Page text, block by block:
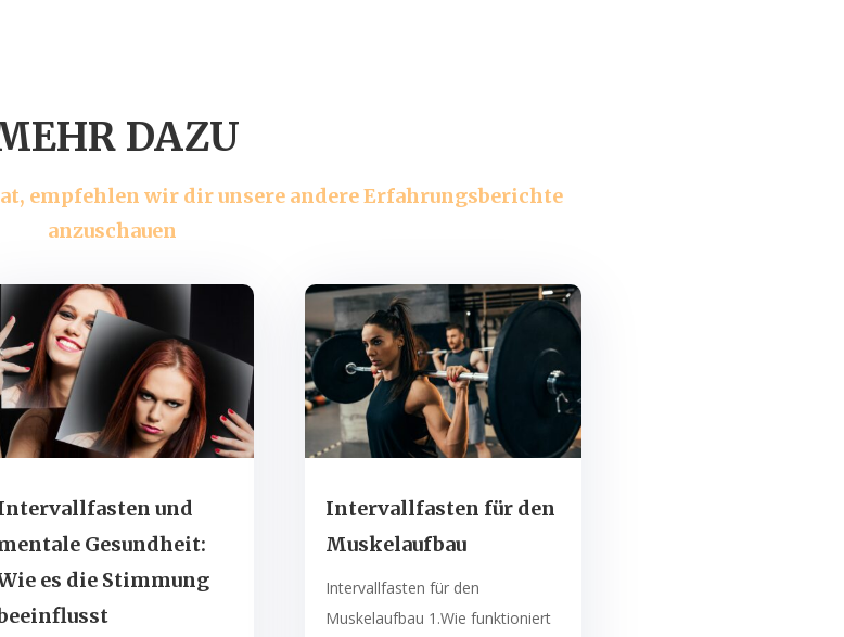
DAZU
empfehlen wir dir unsere andere Erfahrungsberichte
anzuschauen
und
Gesundheit:
es die Stimmung
Intervallfasten für den
Muskelaufbau
Intervallfasten für den
Muskelaufbau 1.Wie funktioniert